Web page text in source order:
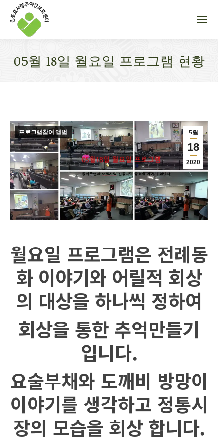
05월 18일 월요일 프로그램 현황
5월
18
2020
프로그램참여 앨범
월요일 프로그램은 전례동
화 이야기와 어릴적 회상
의 대상을 하나씩 정하여
회상을 통한 추억만들기
입니다.
요술부채와 도깨비 방망이
이야기를 생각하고 정통시
장의 모습을 회상 합니다.